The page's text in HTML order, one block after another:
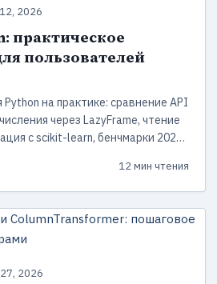
2026
практическое
пользователей
на практике: сравнение API
через LazyFrame, чтение
с scikit-learn, бенчмарки 2026
12 мин чтения
2026